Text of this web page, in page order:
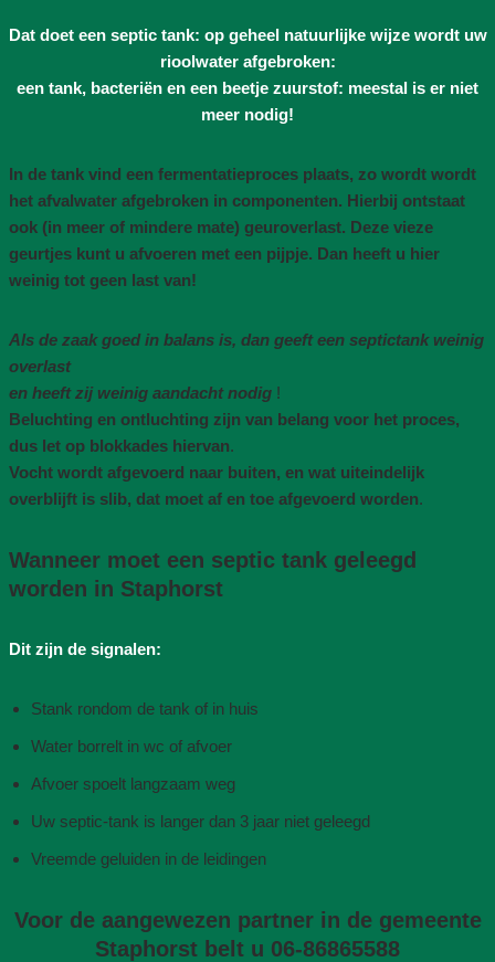
Dat doet een septic tank: op geheel natuurlijke wijze wordt uw
rioolwater afgebroken:
een tank, bacteriën en een beetje zuurstof: meestal is er niet
meer nodig!
In de tank vind een fermentatieproces plaats, zo wordt wordt
het afvalwater afgebroken in componenten. Hierbij ontstaat
ook (in meer of mindere mate) geuroverlast. Deze vieze
geurtjes kunt u afvoeren met een pijpje. Dan heeft u hier
weinig tot geen last van!
Als de zaak goed in balans is, dan geeft een septictank weinig
overlast
en heeft zij weinig aandacht nodig !
Beluchting en ontluchting zijn van belang voor het proces,
dus let op blokkades hiervan.
Vocht wordt afgevoerd naar buiten, en wat uiteindelijk
overblijft is slib, dat moet af en toe afgevoerd worden.
Wanneer moet een septic tank geleegd
worden in Staphorst
Dit zijn de signalen:
Stank rondom de tank of in huis
Water borrelt in wc of afvoer
Afvoer spoelt langzaam weg
Uw septic-tank is langer dan 3 jaar niet geleegd
Vreemde geluiden in de leidingen
Voor de aangewezen partner in de gemeente
Staphorst belt u 06-86865588